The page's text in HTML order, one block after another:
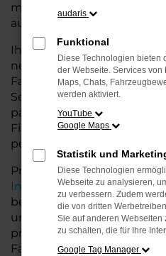
modernes Design, das
auf dem Land glänzt.
Ihr Porsche Autohaus in
neben einer breiten
Fahrzeugen auch
Service. Wir unterstützen
passenden Modells und
Finanzierungslösungen
perfekt zu Ihrem Budget
Profitieren Sie von
Inzahlungnahme,
bei Ihrem Porsche
unserer großen Auswahl
professionellen Beratung
Fahrzeug, das Ihre
audaris
Funktional
Diese Technologien bieten
der Webseite. Services
Maps, Chats,
werden aktiviert.
YouTube
Google Maps
Statistik und
Diese Technologien
Webseite zu analysieren,
zu verbessern. Zudem
die von dritten
Sie auf anderen Webseiten
zu schalten, die für Ihre
Google Tag Manager